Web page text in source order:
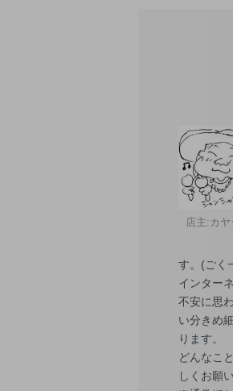
店主:カヤ
す。(ごく
インター
不安に思
い分きめ
ります。
どんなこ
しくお願